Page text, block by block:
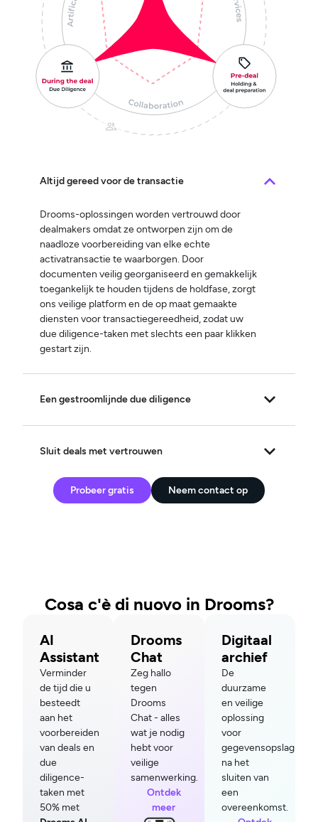
Altijd gereed voor de transactie
Drooms-oplossingen worden vertrouwd door
dealmakers omdat ze ontworpen zijn om de
naadloze voorbereiding van elke echte
activatransactie te waarborgen. Door
documenten veilig georganiseerd en gemakkelijk
toegankelijk te houden tijdens de holdfase, zorgt
ons veilige platform en de op maat gemaakte
diensten voor transactiegereedheid, zodat uw
due diligence-taken met slechts een paar klikken
gestart zijn.
Een gestroomlijnde due diligence
Sluit deals met vertrouwen
Probeer gratis Neem contact op
Cosa c'è di nuovo in Drooms?
AI
Assistant
Verminder
de tijd die u
besteedt
aan het
voorbereiden
van deals en
due
diligence-
taken met
50% met
Drooms
Chat
Zeg hallo
tegen
Drooms
Chat - alles
wat je nodig
hebt voor
veilige
samenwerking.
Ontdek
meer
Digitaal
archief
De
duurzame
en veilige
oplossing
voor
gegevensopslag
na het
sluiten van
een
overeenkomst.